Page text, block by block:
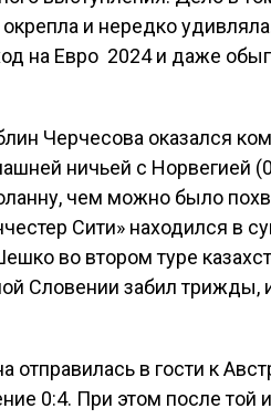
и нередко
на Евро  2024 и даже
Черчесова оказался
ничьей с Норвегией
чем можно было
Сити» находился в
во втором туре
Словении забил трижды,
отправилась в гости к
0:4. При этом после той